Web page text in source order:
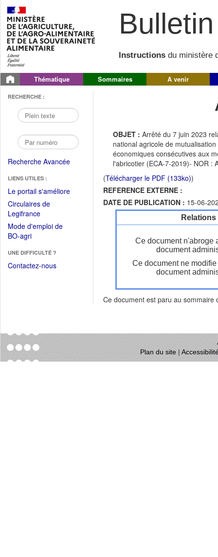
Instructions du ministère
Thématique Sommaires A venir
RECHERCHE :
Recherche Avancée
LIENS UTILES :
Le portail s'améliore(Fichier
Circulaires de
Legifrance(Ouvrir
dans
une
fenêtre)
Mode d'emploi de
BO-agri(Ouvrir
une
nouvelle
UNE DIFFICULTÉ ?
Contactez-nous
OBJET : Arrêté du 7 juin 2023
national agricole de
économiques consécutives aux
l'abricotier (ECA-7-2019)- NOR :
(Télécharger le PDF (133ko))
REFERENCE EXTERNE :
DATE DE PUBLICATION : 15-06-
Ce document n'abroge
document
Ce document ne
document
Ce document est paru au sommaire
Plan du site|